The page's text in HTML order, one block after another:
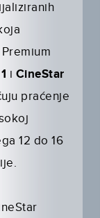
i CineStar
praćenje
12 do 16